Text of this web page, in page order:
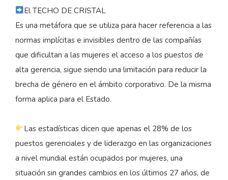
El TECHO DE CRISTAL
Es una metáfora que se utiliza para hacer referencia a las
normas implícitas e invisibles dentro de las compañías
que dificultan a las mujeres el acceso a los puestos de
alta gerencia, sigue siendo una limitación para reducir la
brecha de género en el ámbito corporativo. De la misma
forma aplica para el Estado.
Las estadísticas dicen que apenas el 28% de los
puestos gerenciales y de liderazgo en las organizaciones
a nivel mundial están ocupados por mujeres, una
situación sin grandes cambios en los últimos 27 años, de